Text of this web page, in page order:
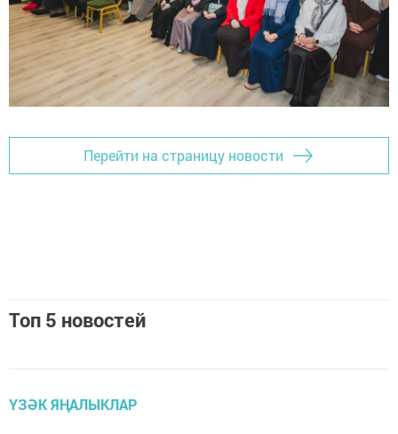
Перейти на страницу новости
Топ 5 новостей
ҮЗӘК ЯҢАЛЫКЛАР